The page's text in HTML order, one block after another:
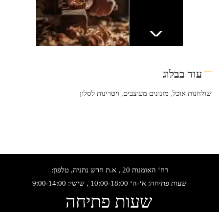
עוד בבלוג
שולחנות אוכל, מזנונים מעוצבים, ויטרינות לסלון
רח‘ האומנות 20 , א.ת חדש נתניה, טלפון:
שעות פתיחה: א‘-ה‘ 10:00-18:00 , שישי: 9:00-14:00
שעות פתיחה